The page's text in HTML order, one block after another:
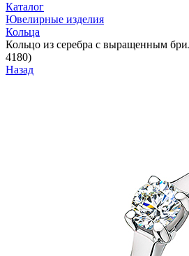
Каталог
Ювелирные изделия
Кольца
Кольцо из серебра с выращенным
4180)
Назад